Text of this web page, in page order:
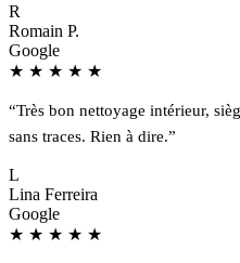
R
Romain P.
Google
★ ★ ★ ★ ★
“Très bon nettoyage intérieur,
sans traces. Rien à dire.”
L
Lina Ferreira
Google
★ ★ ★ ★ ★